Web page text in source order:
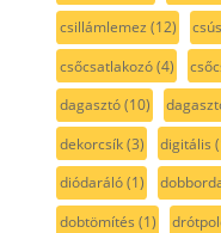
csillámlemez (12)
csőcsatlakozó(4)
dagasztó(10)
dekorcsík(3) digitális
diódaráló(1)
dobtömítés (1)